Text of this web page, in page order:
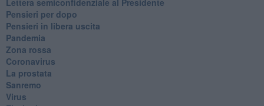
Pensieri per dopo
​Pensieri in libera uscita
Pandemia
Zona rossa
Coronavirus
La prostata
Sanremo
Virus